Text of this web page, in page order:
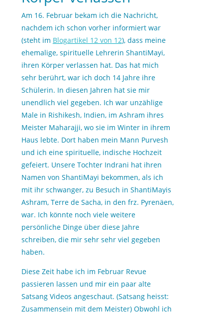
Am 16. Februar bekam ich die Nachricht,
nachdem ich schon vorher informiert war
(steht im Blogartikel 12 von 12), dass meine
ehemalige, spirituelle Lehrerin ShantiMayi,
ihren Körper verlassen hat. Das hat mich
sehr berührt, war ich doch 14 Jahre ihre
Schülerin. In diesen Jahren hat sie mir
unendlich viel gegeben. Ich war unzählige
Male in Rishikesh, Indien, im Ashram ihres
Meister Maharajji, wo sie im Winter in ihrem
Haus lebte. Dort haben mein Mann Purvesh
und ich eine spirituelle, indische Hochzeit
gefeiert. Unsere Tochter Indrani hat ihren
Namen von ShantiMayi bekommen, als ich
mit ihr schwanger, zu Besuch in ShantiMayis
Ashram, Terre de Sacha, in den frz. Pyrenäen,
war. Ich könnte noch viele weitere
persönliche Dinge über diese Jahre
schreiben, die mir sehr sehr viel gegeben
haben.
Diese Zeit habe ich im Februar Revue
passieren lassen und mir ein paar alte
Satsang Videos angeschaut. (Satsang heisst:
Zusammensein mit dem Meister) Obwohl ich